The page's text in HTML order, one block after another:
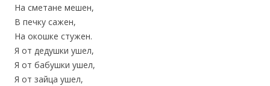
На сметане мешен,
В печку сажен,
На окошке стужен.
Я от дедушки ушел,
Я от бабушки ушел,
Я от зайца ушел,